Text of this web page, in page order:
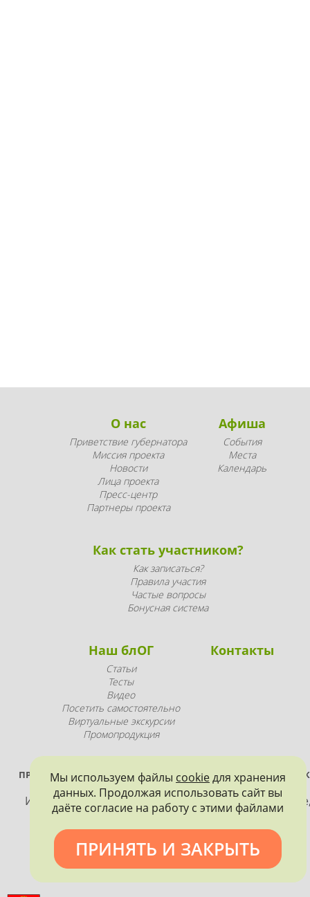
О нас
Приветствие губернатора
Миссия проекта
Новости
Лица проекта
Пресс-центр
Партнеры проекта
Афиша
События
Места
Календарь
Как стать участником?
Как записаться?
Правила участия
Частые вопросы
Бонусная система
Наш блОГ
Статьи
Тесты
Видео
Посетить самостоятельно
Виртуальные экскурсии
Промопродукция
Контакты
ПРОЕКТ РЕАЛИЗУЕТСЯ ПРИ ПОДДЕРЖКЕ ПРАВИТЕЛЬСТВА
ПЕТЕРБУРГА
Использование материалов, размещенных на
допускается только с согласия правообладателя и
обязательной ссылкой на источник информации.
Мы используем файлы cookieдля хранения
данных. Продолжая использовать сайт вы
даёте согласие на работу с этими файлами
ПРИНЯТЬ И ЗАКРЫТЬ